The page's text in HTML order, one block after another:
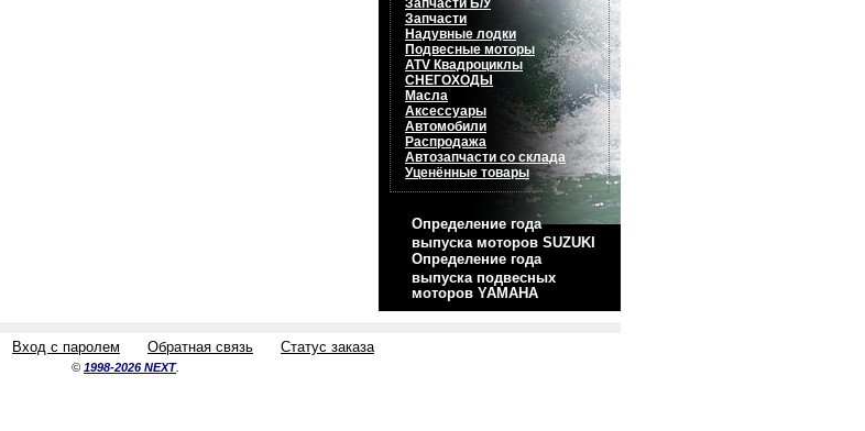
Запчасти Б/У
Запчасти
Надувные лодки
Подвесные моторы
ATV Квадроциклы
СНЕГОХОДЫ
Масла
Аксессуары
Автомобили
Распродажа
Автозапчасти со склада
Уценённые товары
Определение года
выпуска моторов SUZUKI
Определение года
выпуска подвесных
моторов YAMAHA
Вход с паролем Обратная связь Статус заказа
© 1998-2026 NEXT.